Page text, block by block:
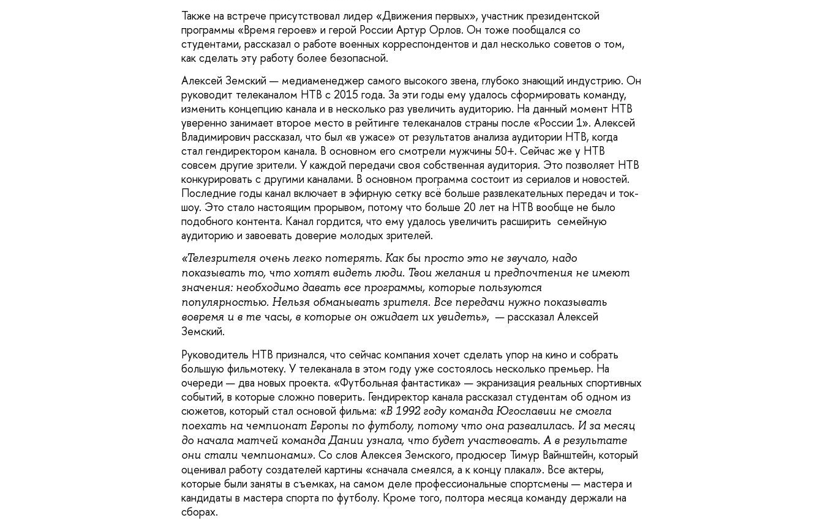
Также на встрече присутствовал лидер «Движения первых», участник президентской
программы «Время героев» и герой России Артур Орлов. Он тоже пообщался со
студентами, рассказал о работе военных корреспондентов и дал несколько советов о том,
как сделать эту работу более безопасной.
Алексей Земский — медиаменеджер самого высокого звена, глубоко знающий индустрию. Он
руководит телеканалом НТВ с 2015 года. За эти годы ему удалось сформировать команду,
изменить концепцию канала и в несколько раз увеличить аудиторию. На данный момент НТВ
уверенно занимает второе место в рейтинге телеканалов страны после «России 1». Алексей
Владимирович рассказал, что был «в ужасе» от результатов анализа аудитории НТВ, когда
стал гендиректором канала. В основном его смотрели мужчины 50+. Сейчас же у НТВ
совсем другие зрители. У каждой передачи своя собственная аудитория. Это позволяет НТВ
конкурировать с другими каналами. В основном программа состоит из сериалов и новостей.
Последние годы канал включает в эфирную сетку всё больше развлекательных передач и ток-
шоу. Это стало настоящим прорывом, потому что больше 20 лет на НТВ вообще не было
подобного контента. Канал гордится, что ему удалось увеличить расширить семейную
аудиторию и завоевать доверие молодых зрителей.
«Телезрителя очень легко потерять. Как бы просто это не звучало, надо
показывать то, что хотят видеть люди. Твои желания и предпочтения не имеют
значения: необходимо давать все программы, которые пользуются
популярностью. Нельзя обманывать зрителя. Все передачи нужно показывать
вовремя и в те часы, в которые он ожидает их увидеть», — рассказал Алексей
Земский.
Руководитель НТВ признался, что сейчас компания хочет сделать упор на кино и собрать
большую фильмотеку. У телеканала в этом году уже состоялось несколько премьер. На
очереди — два новых проекта. «Футбольная фантастика» — экранизация реальных спортивных
событий, в которые сложно поверить. Гендиректор канала рассказал студентам об одном из
сюжетов, который стал основой фильма: «В 1992 году команда Югославии не смогла
поехать на чемпионат Европы по футболу, потому что она развалилась. И за месяц
до начала матчей команда Дании узнала, что будет участвовать. А в результате
они стали чемпионами». Со слов Алексея Земского, продюсер Тимур Вайнштейн, который
оценивал работу создателей картины «сначала смеялся, а к концу плакал». Все актеры,
которые были заняты в съемках, на самом деле профессиональные спортсмены — мастера и
кандидаты в мастера спорта по футболу. Кроме того, полтора месяца команду держали на
сборах.